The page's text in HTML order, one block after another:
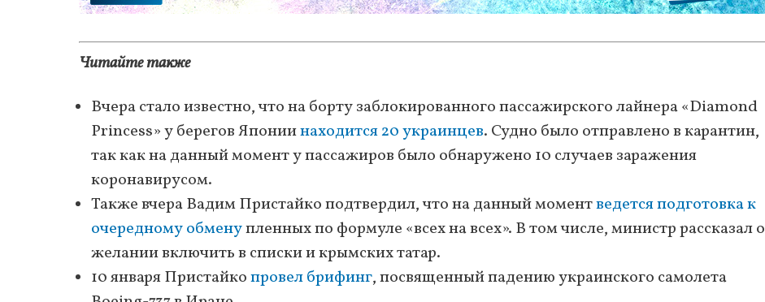
Читайте также
Вчера стало известно, что на борту заблокированного пассажирского лайнера «Diamond
Princess» у берегов Япониинаходится 20 украинцев. Судно было отправлено в карантин,
так как на данный момент у пассажиров было обнаружено 10 случаев заражения
коронавирусом.
Также вчера Вадим Пристайко подтвердил, что на данный моментведется подготовка к
очередному обменупленных по формуле «всех на всех». В том числе, министр рассказал о
желании включить в списки и крымских татар.
10 января Пристайкопровел брифинг, посвященный падению украинского самолета